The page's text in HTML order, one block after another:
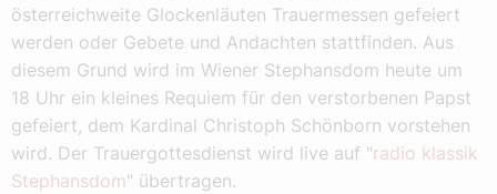
österreichweite Glockenläuten Trauermessen gefeiert
werden oder Gebete und Andachten stattfinden. Aus
diesem Grund wird im Wiener Stephansdom heute um
18 Uhr ein kleines Requiem für den verstorbenen Papst
gefeiert, dem Kardinal Christoph Schönborn vorstehen
wird. Der Trauergottesdienst wird live auf "radio klassik
Stephansdom" übertragen.